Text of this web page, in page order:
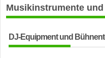
Musikinstrumente
DJ-Equipment und